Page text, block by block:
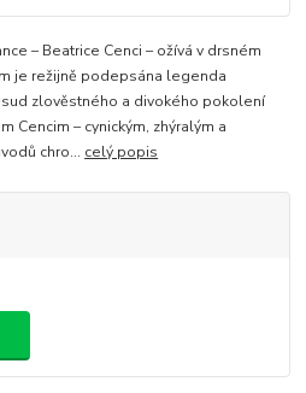
– Beatrice Cenci – ožívá v drsném
je režijně podepsána legenda
zlověstného a divokého pokolení
Cencim – cynickým, zhýralým a
chro... celý popis